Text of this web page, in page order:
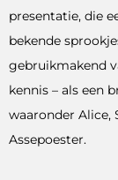
presentatie, die
bekende
gebruikmakend
kennis – als een
waaronder Alice,
Assepoester.